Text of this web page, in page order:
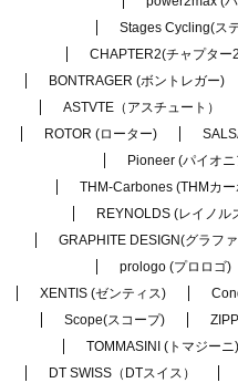
Stages Cycling(ス
CHAPTER2(チャプター
BONTRAGER (ボントレガー)
ASTVTE（アスチュート）
ROTOR (ローター)
Pioneer (パイオニ
THM-Carbones (THMカ
REYNOLDS (レイノル
GRAPHITE DESIGN(グラフ
prologo (プロロゴ)
XENTIS (ゼンティス)
Scope(スコープ)
TOMMASINI (トマジーニ)
DT SWISS（DTスイス）